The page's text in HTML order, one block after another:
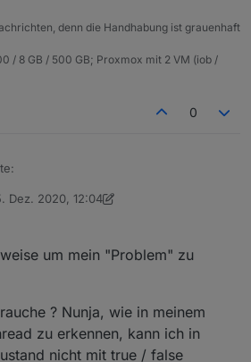
!== false && write)
obj.common.role = role;
!== undefined) obj.common.min
{
!== undefined)
!== undefined)
obj.common.states = states;
&& obj.common.custom)
= {};
setState(idRd,
setState(idSrc,
denn die Handhabung ist grauenhaft
/ 8 GB / 500 GB; Proxmox mit 2 VM (iob /
0
/ "false"; type: "string" ?
der bei true dann 1 liefert und bei
Dez. 2020, 12:04
von Segway
um mein "Problem" zu
? Nunja, wie in meinem
zu erkennen, kann ich in
nicht mit true / false